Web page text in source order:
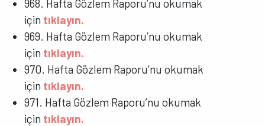
968. Hafta Gözlem Raporu’nu okumak
için tıklayın.
969. Hafta Gözlem Raporu’nu okumak
için tıklayın.
970. Hafta Gözlem Raporu’nu okumak
için tıklayın.
971. Hafta Gözlem Raporu’nu okumak
için tıklayın.